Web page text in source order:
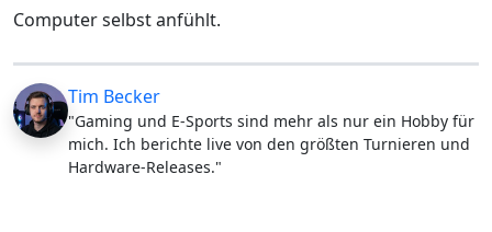
Computer selbst anfühlt.
Tim Becker
"Gaming und E-Sports sind mehr als nur ein Hobby für
mich. Ich berichte live von den größten Turnieren und
Hardware-Releases."